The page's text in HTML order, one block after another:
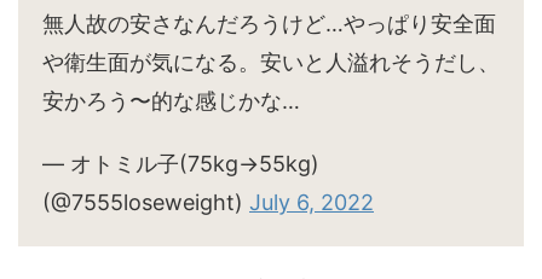
無人故の安さなんだろうけど…やっぱり安全面
や衛生面が気になる。安いと人溢れそうだし、
安かろう〜的な感じかな…
— オトミル子(75kg→55kg)
(@7555loseweight) July 6, 2022